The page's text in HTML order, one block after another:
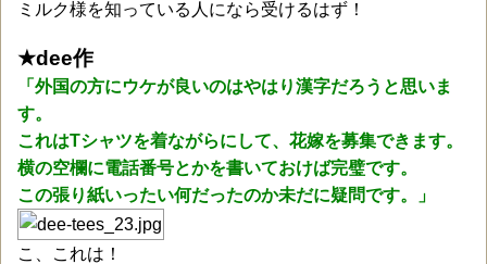
ミルク様を知っている人になら受けるはず！
★dee作
「外国の方にウケが良いのはやはり漢字だろうと思いま
す。
これはTシャツを着ながらにして、花嫁を募集できます。
横の空欄に電話番号とかを書いておけば完璧です。
この張り紙いったい何だったのか未だに疑問です。」
こ、これは！